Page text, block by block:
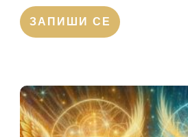
ЗАПИШИ СЕ